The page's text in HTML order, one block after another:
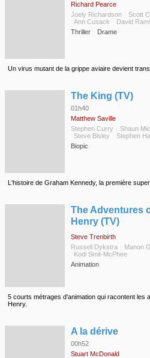
Richard Pearce
Joely Richardson
Scott
Ann Cusack
David
Thriller
Drame
Un virus mutant de la grippe aviaire devient
The King (TV)
01h40
Matthew Saville
Stephen Curry
Shaun
Steve Bisley
Stephen
Biopic
L'histoire de Graham Kennedy, la première
The Adventures
Henry (TV)
Steve Trenbirth
Russell Dykstra
Manon
Kodi Smit-McPhee
Animation
5 courts métrages d'animation qui racontent les
Henry.
A la dérive
00h52
Stuart McDonald